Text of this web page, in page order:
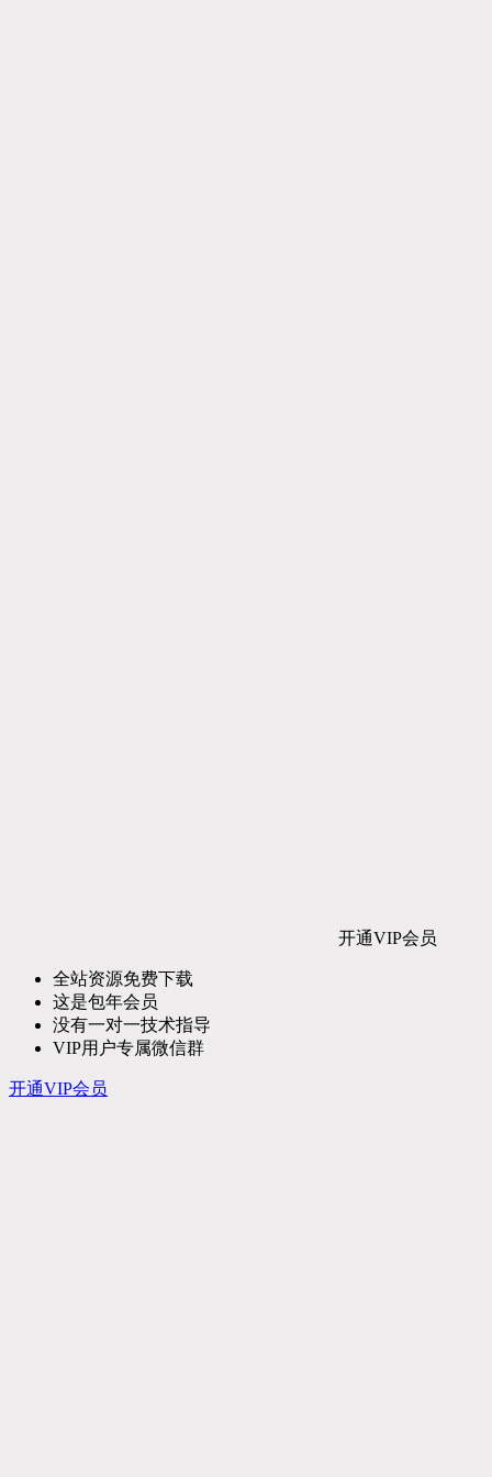
开通VIP会员
全站资源免费下载
这是包年会员
没有一对一技术指导
VIP用户专属微信群
开通VIP会员